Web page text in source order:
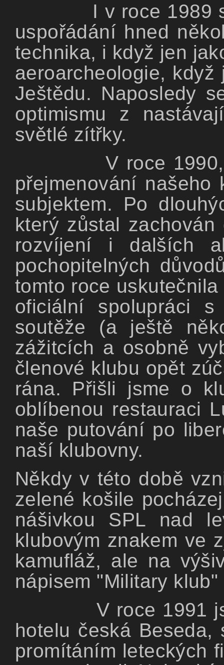
I v roce 1989
uspořádání hned
technika, i když jen
aeroarcheologie,
Ještědu. Naposledy
optimismu z
světlé zítřky.
V roce
přejmenování
subjektem. Po
který zůstal
rozvíjení i dalších
pochopitelných
tomto roce
oficiální spolupráci
soutěže (a ještě
zážitcích a osobně
členové klubu opět
rána. Přišli jsme o
oblíbenou restauraci
naše putování po
naší klubovny.
Někdy v této době
zelené košile
nášivkou SPL nad
klubovým znakem ve
kamufláž, ale na
nápisem "Military
V roce 1991
hotelu česká
promítáním leteckých